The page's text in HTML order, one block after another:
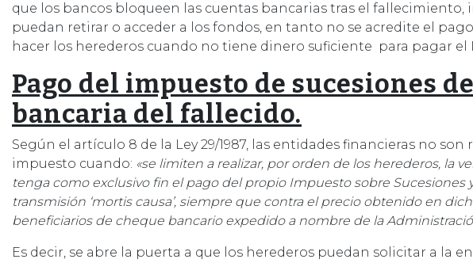
que los bancos bloqueen las cuentas bancarias tras el fallecimiento,
puedan retirar o acceder a los fondos, en tanto no se acredite el
hacer los herederos cuando no tiene dinero suficiente para pagar el
Pago del impuesto de sucesiones
bancaria del fallecido.
Según el artículo 8 de la Ley 29/1987, las entidades financieras no son
impuesto cuando: «se limiten a realizar, por orden de los herederos, la
tenga como exclusivo fin el pago del propio Impuesto sobre Sucesiones
transmisión ‘mortis causa’, siempre que contra el precio obtenido en
beneficiarios de cheque bancario expedido a nombre de la
Es decir, se abre la puerta a que los herederos puedan solicitar a la